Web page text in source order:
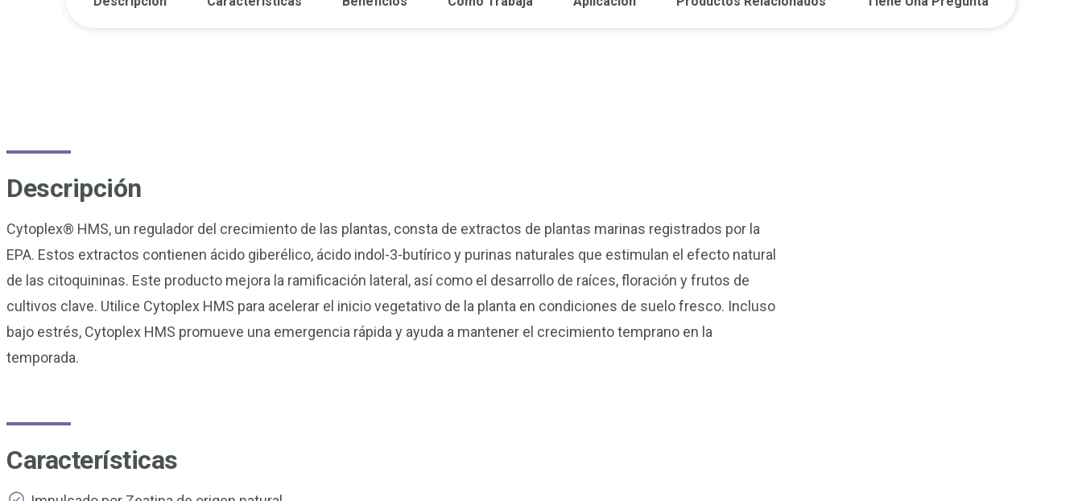
Descripción
Cytoplex® HMS, un regulador del crecimiento de las plantas, consta de extractos de plantas marinas registrados por la
EPA. Estos extractos contienen ácido giberélico, ácido indol-3-butírico y purinas naturales que estimulan el efecto natural
de las citoquininas. Este producto mejora la ramificación lateral, así como el desarrollo de raíces, floración y frutos de
cultivos clave. Utilice Cytoplex HMS para acelerar el inicio vegetativo de la planta en condiciones de suelo fresco. Incluso
bajo estrés, Cytoplex HMS promueve una emergencia rápida y ayuda a mantener el crecimiento temprano en la
temporada.
Características